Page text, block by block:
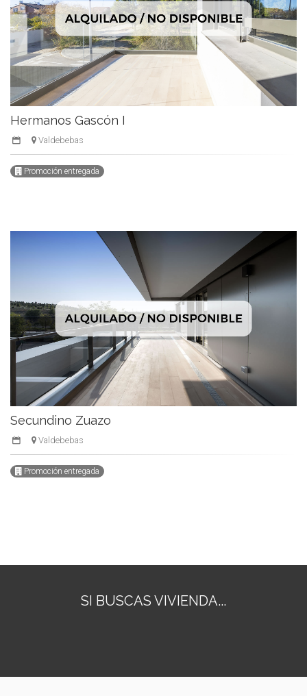
Hermanos Gascón I
Valdebebas
Promoción entregada
Secundino Zuazo
Valdebebas
Promoción entregada
SI BUSCAS VIVIENDA...